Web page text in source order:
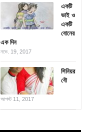
একটি
ভাই ও
একটি
বোনের
এক দিন
নভে. 19, 2017
সিনিয়র
বৌ
আগস্ট 11, 2017